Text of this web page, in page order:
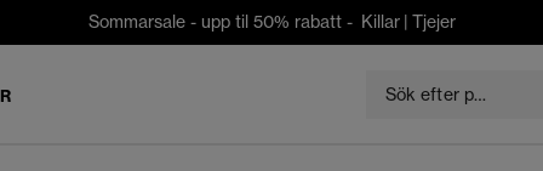
Sommarsale - upp til 50% rabatt - Killar| Tjejer